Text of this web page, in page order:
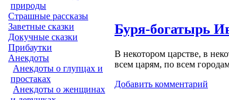
природы
Страшные рассказы
Заветные сказки
Докучные сказки
Прибаутки
Анекдоты
Анекдоты о глупцах и
простаках
Анекдоты о женщинах
Буря-богатырь
В некотором царстве, в
всем царям, по всем
Добавить комментарий